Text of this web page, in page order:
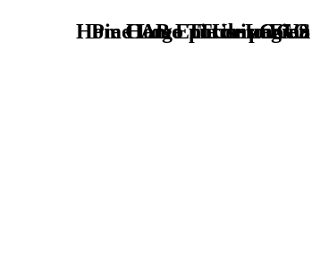
TU - LOGO
CAB Enoturismo eu
Home Logo pie de página
Pie Home Turismo EUS